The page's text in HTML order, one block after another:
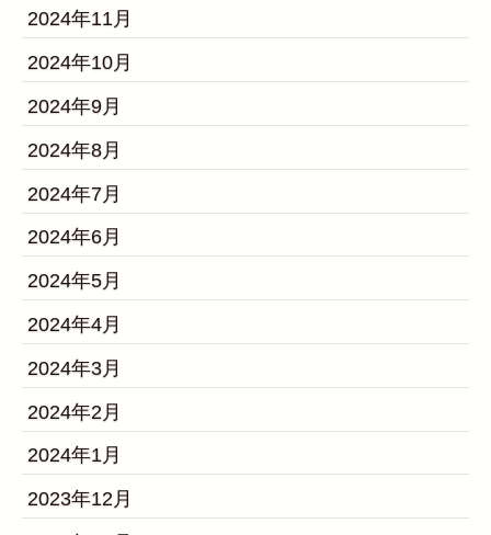
2024年11月
2024年10月
2024年9月
2024年8月
2024年7月
2024年6月
2024年5月
2024年4月
2024年3月
2024年2月
2024年1月
2023年12月